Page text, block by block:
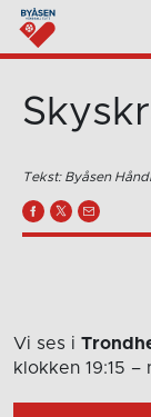
Tekst: Byåsen
Vi ses i
klokken 19:15 –